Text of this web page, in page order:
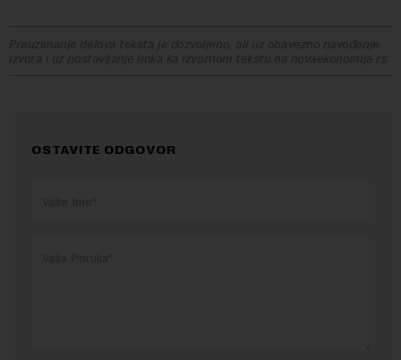
Preuzimanje delova teksta je dozvoljeno, ali uz obavezno navođenje
izvora i uz postavljanje linka ka izvornom tekstu na novaekonomija.rs
OSTAVITE ODGOVOR